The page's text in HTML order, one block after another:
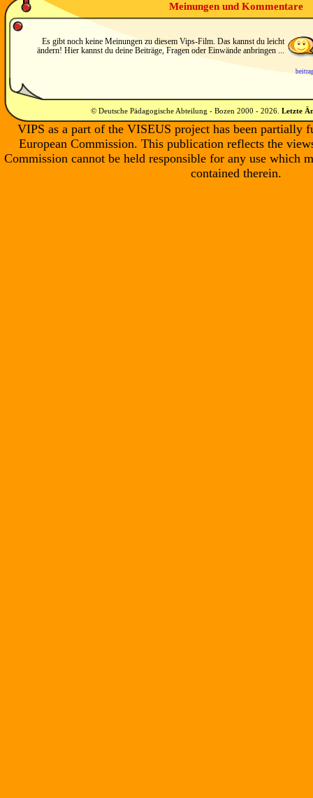
Meinungen und Kommentare
Es gibt noch keine Meinungen zu diesem Vips-Film. Das kannst du leicht
ändern! Hier kannst du deine Beiträge, Fragen oder Einwände anbringen ...
© Deutsche Pädagogische Abteilung - Bozen 2000 - 2026 Letzte
VIPS as a part of the VISEUS project has been partially
European Commission. This publication reflects the
Commission cannot be held responsible for any use which
contained therein.